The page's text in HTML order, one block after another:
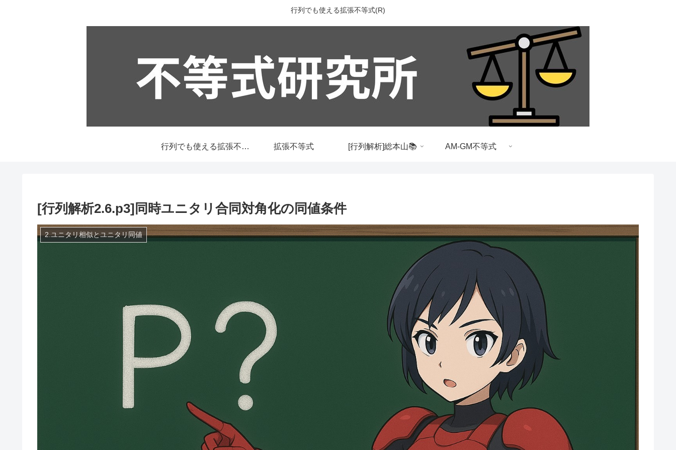
行列でも使える拡張不等式(R)
行列でも使える拡張不等式 拡張不等式 [行列解析]総本山📚 AM-GM不等式
[行列解析2.6.p3]同時ユニタリ合同対角化の同値条件
2.ユニタリ相似とユニタリ同値